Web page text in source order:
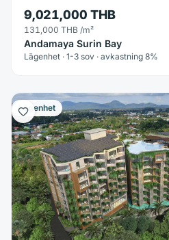
9,021,000 THB
131,000 THB /m²
Andamaya Surin Bay
Lägenhet · 1-3 sov · avkastning 8%
Lägenhet